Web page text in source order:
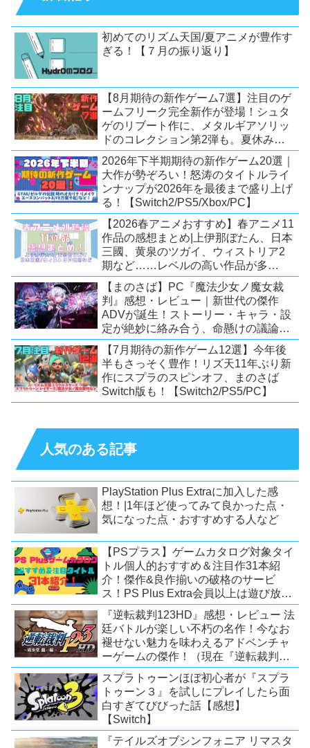
初めてのリズム天国/夏アニメが豊作す
ぎる！【７月の振り返り】
【8月期待の新作ゲーム7選】注目のゲ
ームフリーク完全新作が登場！シュタ
ゲのリブート作に、メタルギアソリッ
ドのコレクション第2弾も。夏休みを
盛り上げるタイトル大集合！
【Switch2/PS5/PC】
2026年下半期期待の新作ゲーム20選｜
大作が勢ぞろい！怒涛のタイトルライ
ンナップが2026年を最後まで盛り上げ
る！【Switch2/PS5/Xbox/PC】
【2026春アニメおすすめ】春アニメ11
作品の感想まとめ|上伊那ぼたん、日本
三國、黄泉のツガイ、ウィストリア2
期など……レベルの高い作品が多
い！？
【まのさば】PC『魔法少女ノ魔女裁
判』感想・レビュー｜新世代の傑作
ADVが誕生！ストーリー・キャラ・設
定が絶妙に絡み合う、命懸けの議論ミ
ステリー【PC/Switch】
【7月期待の新作ゲーム12選】今年後
半もさっそく豊作！リズ天11年ぶり新
作にスプラのスピンオフ、まのさば
Switch版も！【Switch2/PS5/PC】
人気のある記事
PlayStation Plus Extraに加入した感
想！|1年ほど使ってみて良かった点・
気になった点・おすすめする人など
【PSプラス】ゲームカタログ対象タイ
トル個人的おすすめ＆注目作31本紹
介！傑作&良作揃いの破格のサービ
ス！PS Plus Extra会員以上は遊び放
題！【2026年7月時点】【PS5/PS4】
『逆転裁判123HD』感想・レビュー 法
廷バトルが楽しい不朽の名作！今なお
褪せない魅力を味わえるアドベンチャ
ーゲームの傑作！（現在『逆転裁判
123 成歩堂セレクション』が配信中）
スプラトゥーンほぼ初心者が『スプラ
トゥーン３』を試しにプレイしたら面
白すぎてびびった話【感想】
【Switch】
『テイルズオブシンフォニア リマスタ